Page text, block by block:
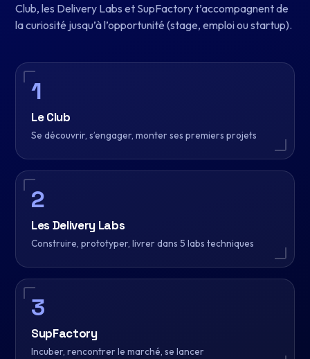
Club, les Delivery Labs et SupFactory t’accompagnent de
la curiosité jusqu’à l’opportunité (stage, emploi ou startup).
1
Le Club
Se découvrir, s’engager, monter ses premiers projets
2
Les Delivery Labs
Construire, prototyper, livrer dans 5 labs techniques
3
SupFactory
Incuber, rencontrer le marché, se lancer